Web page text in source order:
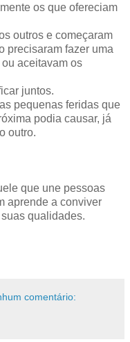
os que ofereciam
outros e começaram
precisaram fazer uma
aceitavam os
juntos.
pequenas feridas que
podia causar, já
outro.
que une pessoas
aprende a conviver
qualidades.
comentário: